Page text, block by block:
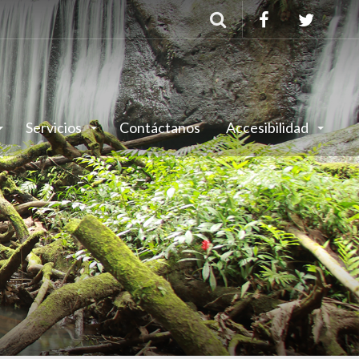
Buscar
Servicios Contáctanos Accesibilidad